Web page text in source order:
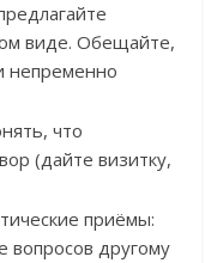
виде. Обещайте,
непременно
что
(дайте визитку,
приёмы:
вопросов другому